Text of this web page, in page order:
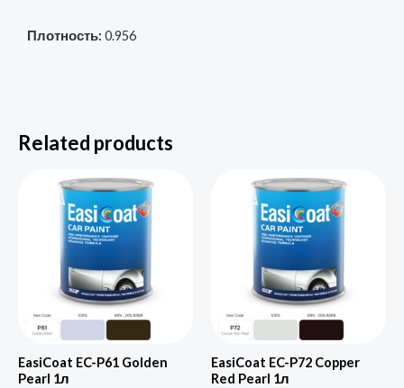
Плотность: 0.956
Related products
EasiCoat EC-P61 Golden
Pearl 1л
EasiCoat EC-P72 Copper
Red Pearl 1л